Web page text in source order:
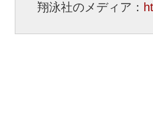
翔泳社のメディア：